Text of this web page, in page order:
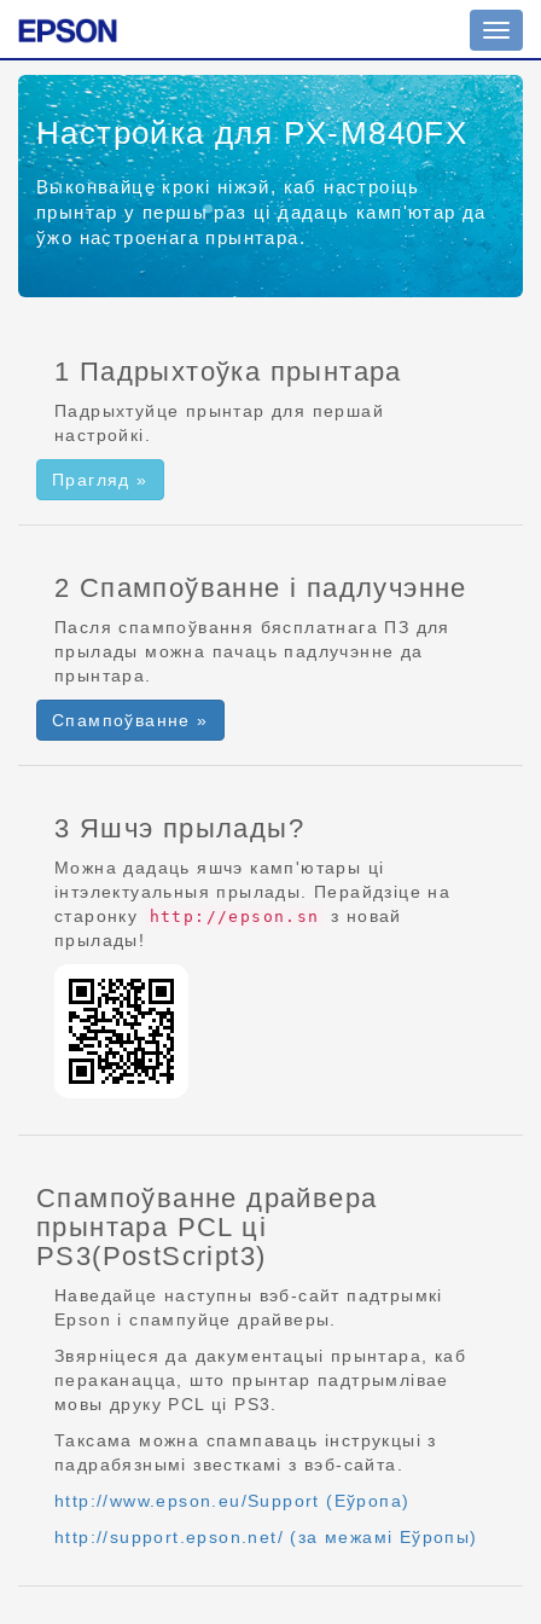
Настройка для PX-M840FX
Выконвайце крокі ніжэй, каб настроіць
прынтар у першы раз ці дадаць камп'ютар да
ўжо настроенага прынтара.
1 Падрыхтоўка прынтара
Падрыхтуйце прынтар для першай
настройкі.
Прагляд »
2 Спампоўванне і падлучэнне
Пасля спампоўвання бясплатнага ПЗ для
прылады можна пачаць падлучэнне да
прынтара.
Спампоўванне »
3 Яшчэ прылады?
Можна дадаць яшчэ камп'ютары ці
інтэлектуальныя прылады. Перайдзіце на
старонку
http://epson.sn
з новай
прылады!
Спампоўванне драйвера
прынтара PCL ці
PS3(PostScript3)
Наведайце наступны вэб-сайт падтрымкі
Epson і спампуйце драйверы.
Звярніцеся да дакументацыі прынтара, каб
пераканацца, што прынтар падтрымлівае
мовы друку PCL ці PS3.
Таксама можна спампаваць інструкцыі з
падрабязнымі звесткамі з вэб-сайта.
http://www.epson.eu/Support (Еўропа)
http://support.epson.net/ (за межамі Еўропы)